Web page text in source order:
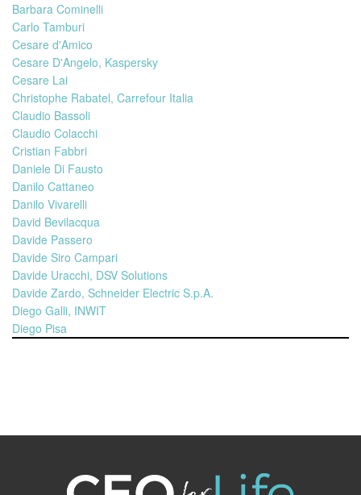
Barbara Cominelli
Carlo Tamburi
Cesare d'Amico
Cesare D'Angelo, Kaspersky
Cesare Lai
Christophe Rabatel, Carrefour Italia
Claudio Bassoli
Claudio Colacchi
Cristian Fabbri
Daniele Di Fausto
Danilo Cattaneo
Danilo Vivarelli
David Bevilacqua
Davide Passero
Davide Siro Campari
Davide Uracchi, DSV Solutions
Davide Zardo, Schneider Electric S.p.A.
Diego Galli, INWIT
Diego Pisa
Ernesto Mauri
Fabio Giuliani